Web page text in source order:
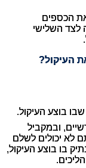
הכספים
השלישי
העיקול?
בוצע העיקול.
ובמקביל
לא יכולים לשלם
בו בוצע העיקול,